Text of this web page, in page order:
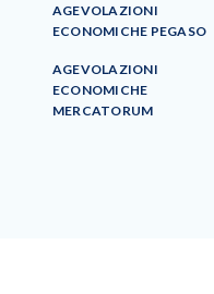
AGEVOLAZIONI
ECONOMICHE PEGASO
AGEVOLAZIONI
ECONOMICHE
MERCATORUM